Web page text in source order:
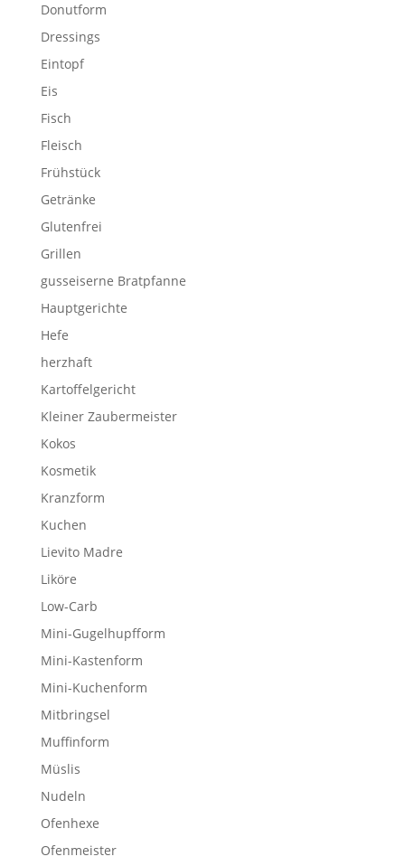
Donutform
Dressings
Eintopf
Eis
Fisch
Fleisch
Frühstück
Getränke
Glutenfrei
Grillen
gusseiserne Bratpfanne
Hauptgerichte
Hefe
herzhaft
Kartoffelgericht
Kleiner Zaubermeister
Kokos
Kosmetik
Kranzform
Kuchen
Lievito Madre
Liköre
Low-Carb
Mini-Gugelhupfform
Mini-Kastenform
Mini-Kuchenform
Mitbringsel
Muffinform
Müslis
Nudeln
Ofenhexe
Ofenmeister